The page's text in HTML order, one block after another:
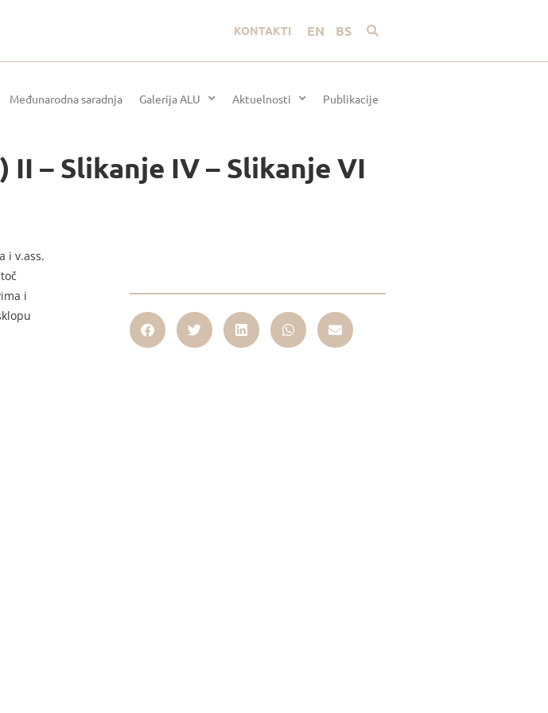
KONTAKTI EN BS
Međunarodna saradnja Galerija ALU Aktuelnosti Publikacije
– Slikanje IV – Slikanje VI
i v.ass.
i